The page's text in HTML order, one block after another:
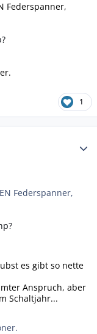
Federspanner,
1
Federspanner,
es gibt so nette
Anspruch, aber
Schaltjahr...